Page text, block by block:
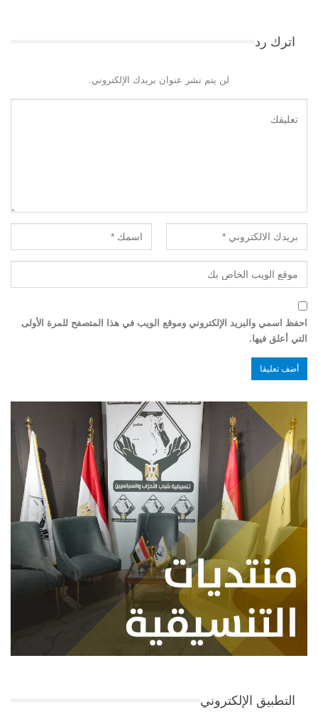
اترك رد
لن يتم نشر عنوان بريدك الإلكتروني.
احفظ اسمي والبريد الإلكتروني وموقع الويب في هذا المتصفح للمرة الأولى
التي أعلق فيها.
التطبيق الإلكتروني